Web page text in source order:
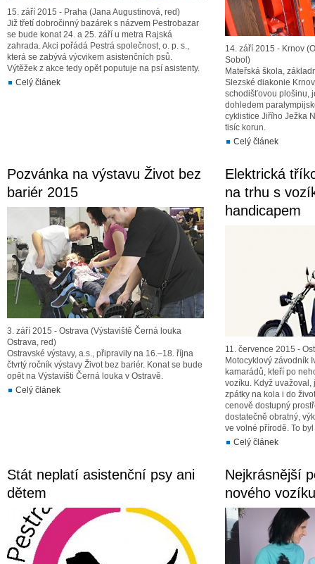
15. září 2015 - Praha (Jana Augustinová, red)
Již třetí dobročinný bazárek s názvem Pestrobazar
se bude konat 24. a 25. září u metra Rajská
zahrada. Akci pořádá Pestrá společnost, o. p. s.,
která se zabývá výcvikem asistenčních psů.
Výtěžek z akce tedy opět poputuje na psí asistenty.
Celý článek
14. září 2015 - Krnov
Sobol)
Mateřská škola,
Slezské diakonie
schodišťovou plošinu,
dohledem
cyklistice Jiřího Ježka
tisíc korun.
Celý článek
Pozvánka na výstavu Život bez
bariér 2015
3. září 2015 - Ostrava (Výstaviště Černá louka
Ostrava, red)
Ostravské výstavy, a.s., připravily na 16.–18. října
čtvrtý ročník výstavy Život bez bariér. Konat se bude
opět na Výstavišti Černá louka v Ostravě.
Celý článek
Elektrická
na trhu s
handicapem
11. července 2015 -
Motocyklový závodník
kamarádů, kteří po
vozíku. Když uvažoval,
zpátky na kola i do
cenově dostupný
dostatečně obratný,
ve volné přírodě. To
Celý článek
Stát neplatí asistenční psy ani
dětem
Nejkrásnější
nového